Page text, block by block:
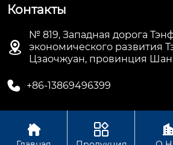
Контакты

№ 819, Западная дорога
экономического развития
Цзаочжуан, провинция
 +86-13869496399
Авторское право © ООО Шаньдун
 